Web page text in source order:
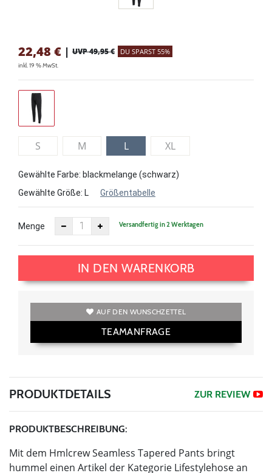
22,48 € | UVP 49,95 € DU SPARST 55%
inkl. 19 % MwSt.
S M L XL
Gewählte Farbe: blackmelange (schwarz)
Gewählte Größe: L Größentabelle
Menge Versandfertig in 2 Werktagen
IN DEN WARENKORB
AUF DEN WUNSCHZETTEL
TEAMANFRAGE
PRODUKTDETAILS ZUR REVIEW
PRODUKTBESCHREIBUNG:
Mit dem Hmlcrew Seamless Tapered Pants bringt
hummel einen Artikel der Kategorie Lifestylehose an